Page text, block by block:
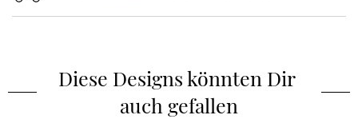
Diese Designs könnten Dir
auch gefallen